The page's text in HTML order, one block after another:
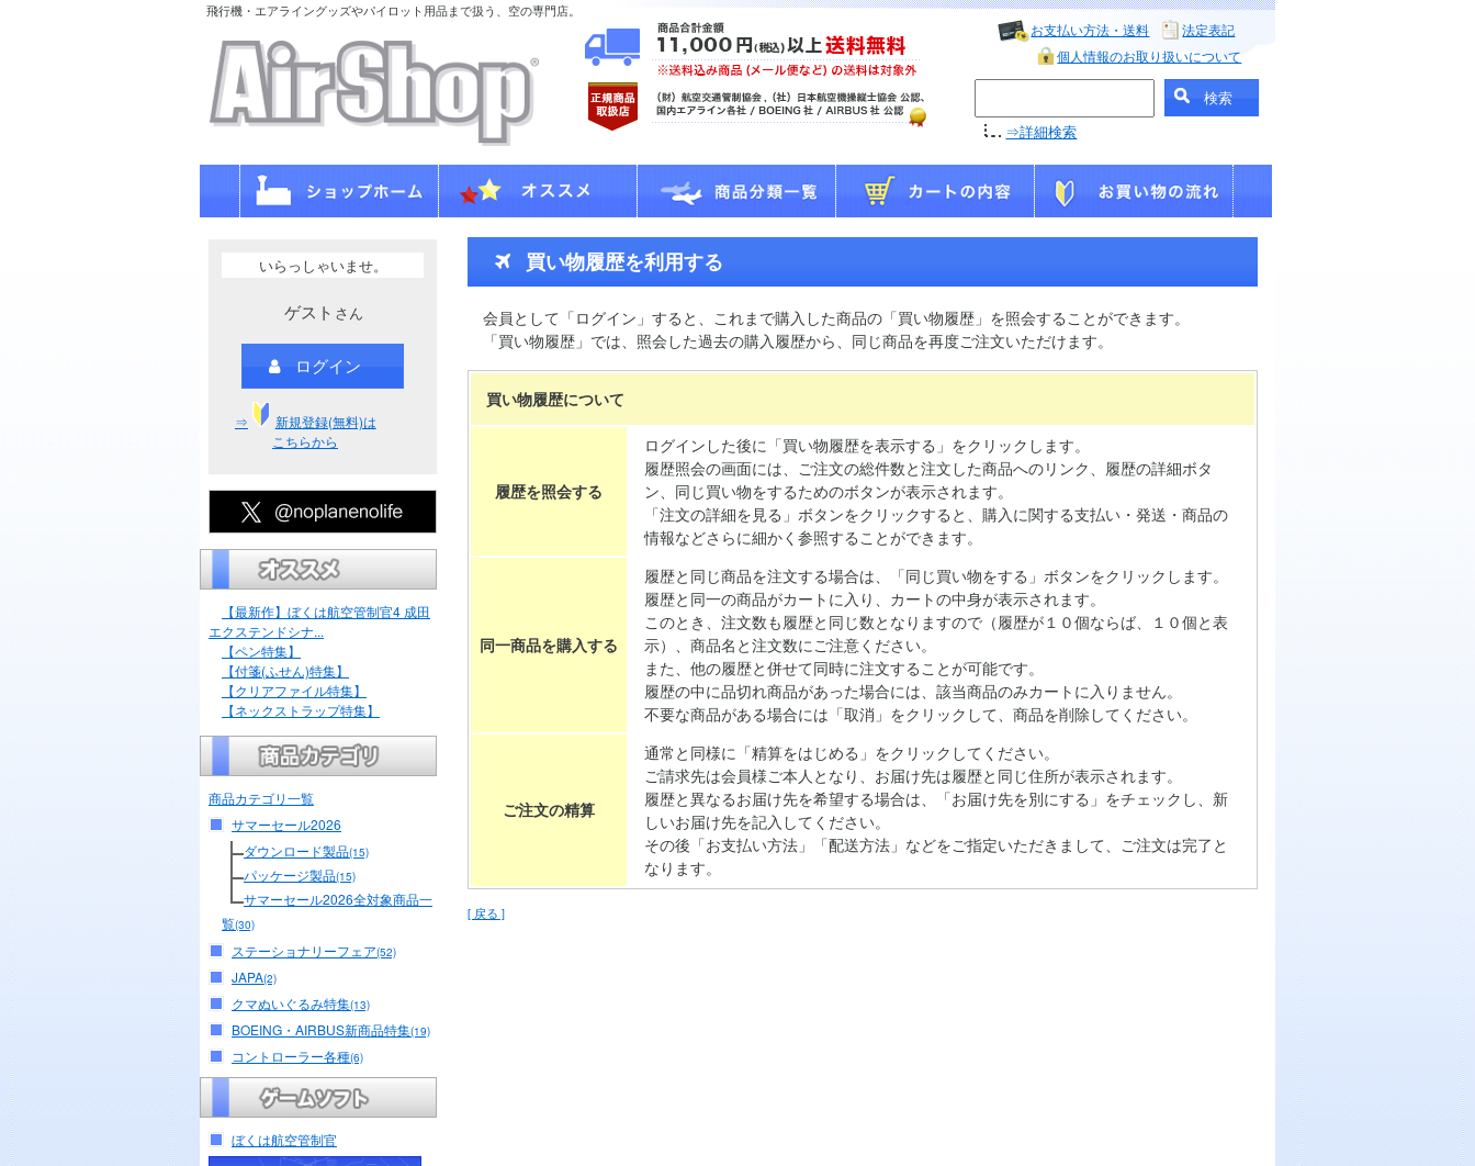
飛行機・エアライングッズやパイロット用品まで扱う、空の専門店。
お支払い方法・送料
法定表記
個人情報のお取り扱いについて
⇒詳細検索
いらっしゃいませ。
ゲスト さん
ログイン
⇒
新規登録(無料)は
こちらから
【最新作】ぼくは航空管制官4 成田
エクステンドシナ...
【ペン特集】
【付箋(ふせん)特集】
【クリアファイル特集】
【ネックストラップ特集】
商品カテゴリ一覧
サマーセール2026
ダウンロード製品(15)
パッケージ製品(15)
サマーセール2026全対象商品一
覧(30)
ステーショナリーフェア(52)
JAPA(2)
クマぬいぐるみ特集(13)
BOEING・AIRBUS新商品特集(19)
コントローラー各種(6)
ぼくは航空管制官
買い物履歴を利用する
会員として「ログイン」すると、これまで購入した商品の「買い物履歴」を照会することができます。
「買い物履歴」では、照会した過去の購入履歴から、同じ商品を再度ご注文いただけます。
買い物履歴について
履歴を照会する
ログインした後に「買い物履歴を表示する」をクリックします。
履歴照会の画面には、ご注文の総件数と注文した商品へのリンク、履歴の詳細ボタ
ン、同じ買い物をするためのボタンが表示されます。
「注文の詳細を見る」ボタンをクリックすると、購入に関する支払い・発送・商品の
情報などさらに細かく参照することができます。
同一商品を購入する
履歴と同じ商品を注文する場合は、「同じ買い物をする」ボタンをクリックします。
履歴と同一の商品がカートに入り、カートの中身が表示されます。
このとき、注文数も履歴と同じ数となりますので（履歴が１０個ならば、１０個と表
示）、商品名と注文数にご注意ください。
また、他の履歴と併せて同時に注文することが可能です。
履歴の中に品切れ商品があった場合には、該当商品のみカートに入りません。
不要な商品がある場合には「取消」をクリックして、商品を削除してください。
ご注文の精算
通常と同様に「精算をはじめる」をクリックしてください。
ご請求先は会員様ご本人となり、お届け先は履歴と同じ住所が表示されます。
履歴と異なるお届け先を希望する場合は、「お届け先を別にする」をチェックし、新
しいお届け先を記入してください。
その後「お支払い方法」「配送方法」などをご指定いただきまして、ご注文は完了と
なります。
[ 戻る ]